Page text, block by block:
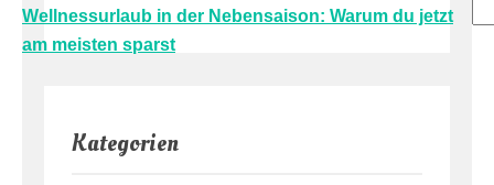
Wellnessurlaub in der Nebensaison: Warum du jetzt
am meisten sparst
Kategorien